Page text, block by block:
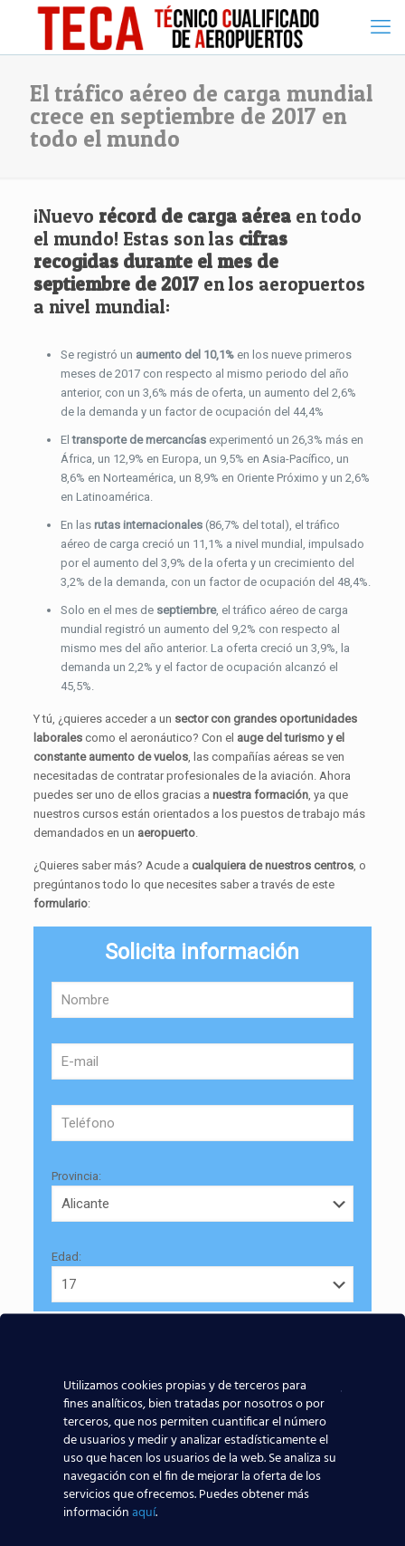
El tráfico aéreo de carga mundial
crece en septiembre de 2017 en
todo el mundo
¡Nuevo récord de carga aéreaen todo
el mundo! Estas son las cifras
recogidas durante el mes de
septiembre de 2017en los aeropuertos
a nivel mundial:
Se registró un aumento del 10,1%en los nueve primeros
meses de 2017 con respecto al mismo periodo del año
anterior, con un 3,6% más de oferta, un aumento del 2,6%
de la demanda y un factor de ocupación del 44,4%
Eltransporte de mercancíasexperimentó un 26,3% más en
África, un 12,9% en Europa, un 9,5% en Asia-Pacífico, un
8,6% en Norteamérica, un 8,9% en Oriente Próximo y un 2,6%
en Latinoamérica.
En las rutas internacionales(86,7% del total), el tráfico
aéreo de carga creció un 11,1% a nivel mundial, impulsado
por el aumento del 3,9% de la oferta y un crecimiento del
3,2% de la demanda, con un factor de ocupación del 48,4%.
Solo en el mes de septiembre, el tráfico aéreo de carga
mundial registró un aumento del 9,2% con respecto al
mismo mes del año anterior. La oferta creció un 3,9%, la
demanda un 2,2% y el factor de ocupación alcanzó el
45,5%.
Y tú, ¿quieres acceder a un sector con grandes oportunidades
laboralescomo el aeronáutico? Con el auge del turismo y el
constante aumento de vuelos, las compañías aéreas se ven
necesitadas de contratar profesionales de la aviación. Ahora
puedes ser uno de ellos gracias a nuestra formación, ya que
nuestros cursos están orientados a los puestos de trabajo más
demandados en un aeropuerto.
¿Quieres saber más? Acude a cualquiera de nuestros centros, o
pregúntanos todo lo que necesites saber a través de este
formulario:
Solicita información
Provincia:
Edad:
Acepto laPolítica de Privacidad
EUROCOLLEGE OXFORD ENGLISH INSTITUTE S.L. le
informa que tratará los datos personales que facilite con
la finalidad de gestionar su consulta y darle respuesta.
Puede ejercer sus derechos de protección de datos a
través del e-mail infor@cursosteca.es.
. Para más información, por favor, consulte nuestra
Utilizamos cookies propias y de terceros para
fines analíticos, bien tratadas por nosotros o por
terceros, que nos permiten cuantificar el número
de usuarios y medir y analizar estadísticamente el
uso que hacen los usuarios de la web. Se analiza su
navegación con el fin de mejorar la oferta de los
servicios que ofrecemos. Puedes obtener más
informaciónaquí.